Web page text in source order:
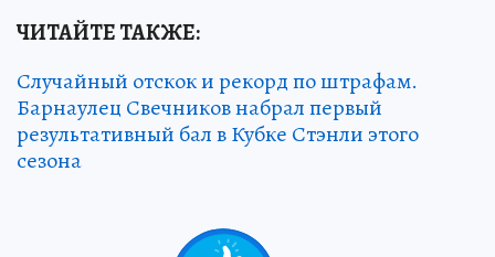
ЧИТАЙТЕ ТАКЖЕ:
Случайный отскок и рекорд по штрафам.
Барнаулец Свечников набрал первый
результативный бал в Кубке Стэнли этого
сезона